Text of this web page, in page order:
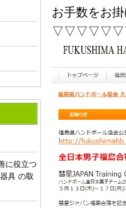
に役立つ
具 の取
お手数をお